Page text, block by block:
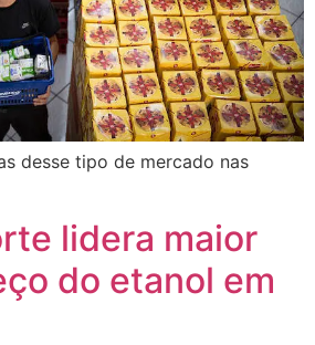
desse tipo de mercado nas
lidera maior
do etanol em